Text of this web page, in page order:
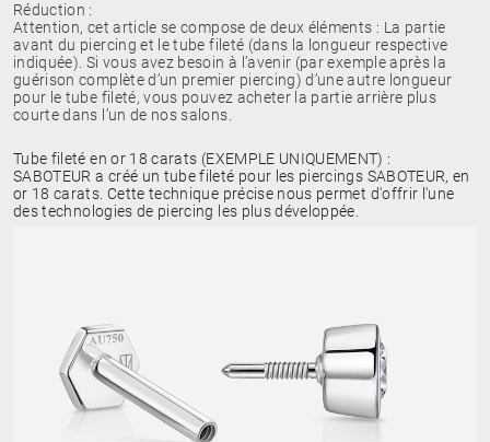
Réduction :
Attention, cet article se compose de deux éléments : La partie
avant du piercing et le tube fileté (dans la longueur respective
indiquée). Si vous avez besoin à l’avenir (par exemple après la
guérison complète d’un premier piercing) d’une autre longueur
pour le tube fileté, vous pouvez acheter la partie arrière plus
courte dans l’un de nos salons.
Tube fileté en or 18 carats (EXEMPLE UNIQUEMENT) :
SABOTEUR a créé un tube fileté pour les piercings SABOTEUR, en
or 18 carats. Cette technique précise nous permet d'offrir l'une
des technologies de piercing les plus développée.